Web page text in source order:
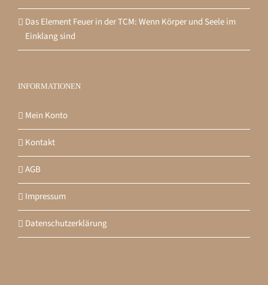
Das Element Feuer in der TCM: Wenn Körper und Seele im
Einklang sind
INFORMATIONEN
Mein Konto
Kontakt
AGB
Impressum
Datenschutzerklärung